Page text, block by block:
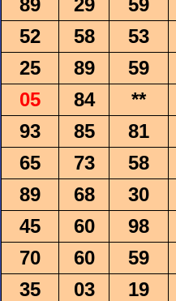
89
29 59
52
58 53
25
89 59
05
84 **
93
85 81
65
73 58
89
68 30
45
60 98
70
60 59
35
03 19